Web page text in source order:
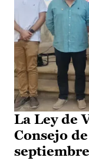
La Ley de
Consejo
septiembre